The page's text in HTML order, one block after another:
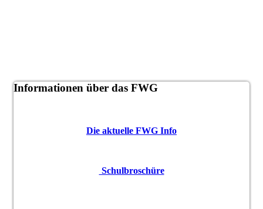
Informationen über das FWG
Die aktuelle FWG Info
Schulbroschüre